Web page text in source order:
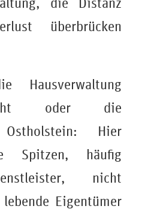
überbrücken
Hausverwaltung
oder die
Ostholstein: Hier
Spitzen, häufig
nicht
Eigentümer